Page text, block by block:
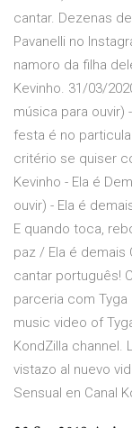
cantar. Dezenas
Pavanelli no
namoro da filha
Kevinho. 31/03/
música para ouvir)
festa é no
critério se quiser
Kevinho - Ela é
ouvir) - Ela é
E quando toca,
paz / Ela é demais
cantar português!
parceria com Tyga
music video of
KondZilla channel.
vistazo al nuevo
Sensual en Canal